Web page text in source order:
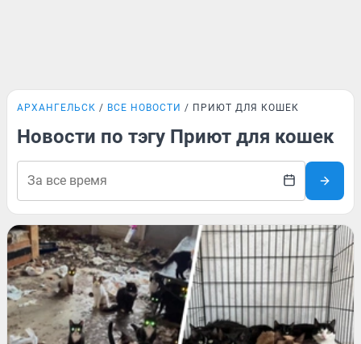
АРХАНГЕЛЬСК ВСЕ НОВОСТИ ПРИЮТ ДЛЯ КОШЕК
Новости по тэгу Приют для кошек